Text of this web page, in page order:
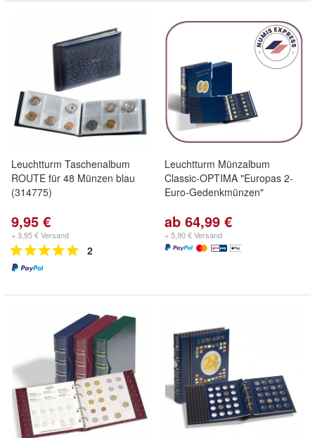
Leuchtturm Taschenalbum
ROUTE für 48 Münzen blau
(314775)
9,95 €
+ 3,95 € Versand
2
Leuchtturm Münzalbum
Classic-OPTIMA "Europas 2-
Euro-Gedenkmünzen"
ab 64,99 €
+ 5,90 € Versand